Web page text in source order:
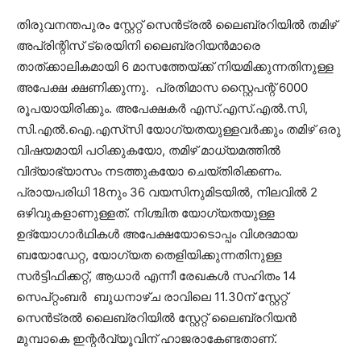
തിരുവനന്തപുരം സ്റ്റേറ്റ് സെൻട്രൽ ലൈബ്രറിയിൽ തമിഴ്
അപ്രിന്റിസ് ട്രെയിനി ലൈബ്രറിയൻമാരെ
താത്ക്കാലികമായി 6 മാസത്തേയ്ക്ക് നിയമിക്കുന്നതിനുള്ള
അപേക്ഷ ക്ഷണിക്കുന്നു. പ്രതിമാസ സ്റ്റൈപന്റ് 6000
രൂപയായിരിക്കും. അപേക്ഷകർ എസ്.എസ്.എൽ.സി,
സി.എൽ.ഐ.എസ്‌സി യോഗ്യതയുള്ളവർക്കും തമിഴ് ഒരു
വിഷയമായി പഠിക്കുകയോ, തമിഴ് മാധ്യമത്തിൽ
വിദ്യാഭ്യാസം നടത്തുകയോ ചെയ്തിരിക്കണം.
പ്രായപരിധി 18നും 36 വയസിനുമിടയിൽ, നിലവിൽ 2
ഒഴിവുകളാണുള്ളത്. നിശ്ചിത യോഗ്യതയുള്ള
ഉദ്യോഗാർഥികൾ അപേക്ഷയോടൊപ്പം വിശദമായ
ബയോഡേറ്റ, യോഗ്യത തെളിയിക്കുന്നതിനുള്ള
സർട്ടിഫിക്കറ്റ്, ആധാർ എന്നീ രേഖകൾ സഹിതം 14
സെപ്റ്റംബർ ബുധനാഴ്ച രാവിലെ 11.30ന് സ്റ്റേറ്റ്
സെൻട്രൽ ലൈബ്രറിയിൽ സ്റ്റേറ്റ് ലൈബ്രറിയൻ
മുമ്പാകെ ഇന്റർവ്യൂവിന് ഹാജരാകേണ്ടതാണ്.